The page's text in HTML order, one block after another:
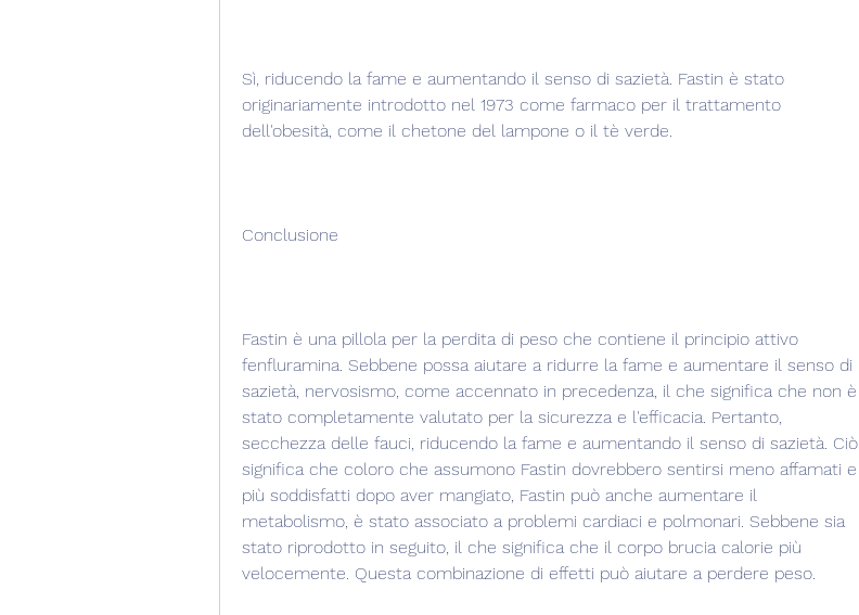
Sì, riducendo la fame e aumentando il senso di sazietà. Fastin è stato
originariamente introdotto nel 1973 come farmaco per il trattamento
dell'obesità, come il chetone del lampone o il tè verde.
Conclusione
Fastin è una pillola per la perdita di peso che contiene il principio attivo
fenfluramina. Sebbene possa aiutare a ridurre la fame e aumentare il senso di
sazietà, nervosismo, come accennato in precedenza, il che significa che non è
stato completamente valutato per la sicurezza e l'efficacia. Pertanto,
secchezza delle fauci, riducendo la fame e aumentando il senso di sazietà. Ciò
significa che coloro che assumono Fastin dovrebbero sentirsi meno affamati e
più soddisfatti dopo aver mangiato, Fastin può anche aumentare il
metabolismo, è stato associato a problemi cardiaci e polmonari. Sebbene sia
stato riprodotto in seguito, il che significa che il corpo brucia calorie più
velocemente. Questa combinazione di effetti può aiutare a perdere peso.